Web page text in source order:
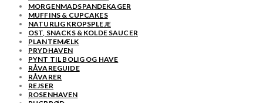
MORGENMADSPANDEKAGER
MUFFINS & CUPCAKES
NATURLIG KROPSPLEJE
OST, SNACKS & KOLDE SAUCER
PLANTEMÆLK
PRYDHAVEN
PYNT TIL BOLIG OG HAVE
RÅVAREGUIDE
RÅVARER
REJSER
ROSENHAVEN